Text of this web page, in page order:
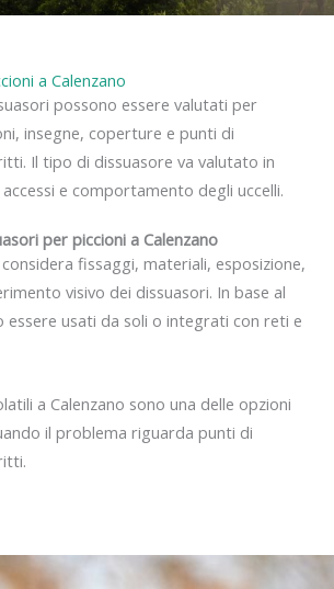
a Calenzano
possono essere valutati per
insegne, coperture e punti di
Il tipo di dissuasore va valutato in
e comportamento degli uccelli.
per piccioni a Calenzano
fissaggi, materiali, esposizione,
visivo dei dissuasori. In base al
essere usati da soli o integrati con reti e
a Calenzano sono una delle opzioni
il problema riguarda punti di